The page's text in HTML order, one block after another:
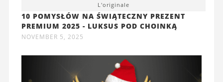
L'originale
10 POMYSŁÓW NA ŚWIĄTECZNY PREZENT
PREMIUM 2025 - LUKSUS POD CHOINKĄ
NOVEMBER 5, 2025